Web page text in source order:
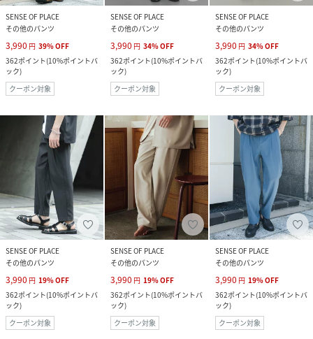
SENSE OF PLACE
その他のパンツ
3,990 円 39%OFF
362ポイント(10%ポイントバ
ック)
クーポン対象
SENSE OF PLACE
その他のパンツ
3,990 円 34%OFF
362ポイント(10%ポイントバ
ック)
クーポン対象
SENSE OF PLACE
その他のパンツ
3,990 円 34%OFF
362ポイント(10%ポイントバ
ック)
クーポン対象
SENSE OF PLACE
その他のパンツ
3,990 円 19%OFF
362ポイント(10%ポイントバ
ック)
クーポン対象
SENSE OF PLACE
その他のパンツ
3,990 円 19%OFF
362ポイント(10%ポイントバ
ック)
クーポン対象
SENSE OF PLACE
その他のパンツ
3,990 円 19%OFF
362ポイント(10%ポイントバ
ック)
クーポン対象